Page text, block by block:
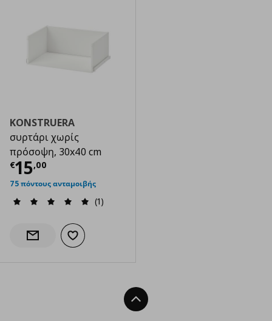
KONSTRUERA
συρτάρι χωρίς
πρόσοψη, 30x40 cm
€15,00
Τρέχουσα τιμή
75 πόντους ανταμοιβής
(1)
Ενημέρωση διαθεσιμότητας
Προσθήκη στα αγαπημένα
Back To Top